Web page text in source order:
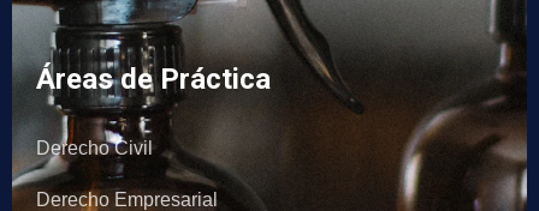
Áreas de Práctica
Derecho Civil
Derecho Empresarial